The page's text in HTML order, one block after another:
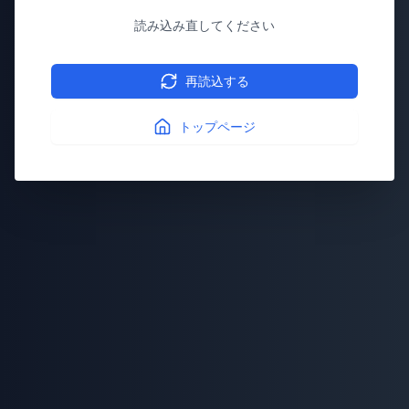
読み込み直してください
再読込する
トップページ